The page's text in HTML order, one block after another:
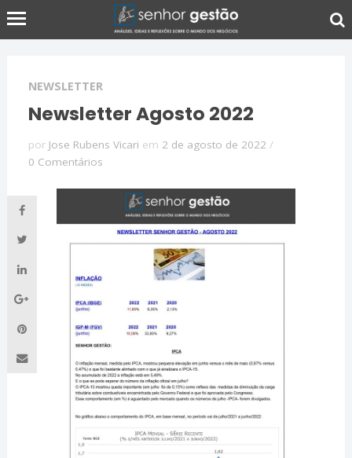
NEWSLETTER
Newsletter Agosto 2022
por Jose Rubens Vicari em 2 de agosto de 2022 /
0 Comentários